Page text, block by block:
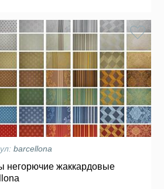
barcellona
негорючие жаккардовые